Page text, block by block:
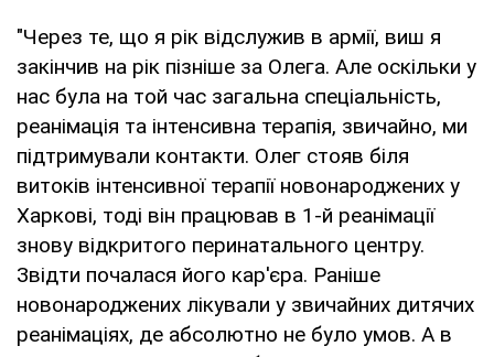
"Через те, що я рік відслужив в армії, виш я
закінчив на рік пізніше за Олега. Але оскільки у
нас була на той час загальна спеціальність,
реанімація та інтенсивна терапія, звичайно, ми
підтримували контакти. Олег стояв біля
витоків інтенсивної терапії новонароджених у
Харкові, тоді він працював в 1-й реанімації
знову відкритого перинатального центру.
Звідти почалася його кар'єра. Раніше
новонароджених лікували у звичайних дитячих
реанімаціях, де абсолютно не було умов. А в